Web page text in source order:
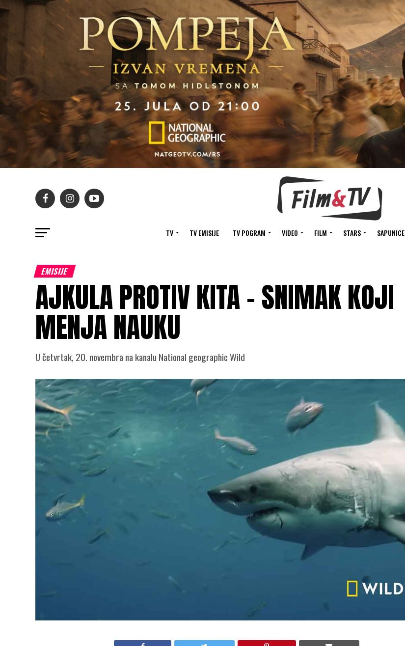
TV TV EMISIJE TV POGRAM VIDEO FILM STARS SAPUNICE
EMISIJE
AJKULA PROTIV KITA – SNIMAK KOJI
MENJA NAUKU
U četvrtak, 20. novembra na kanalu National geographic Wild